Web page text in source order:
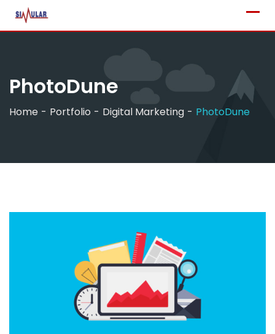
PhotoDune
Home Portfolio Digital Marketing PhotoDune